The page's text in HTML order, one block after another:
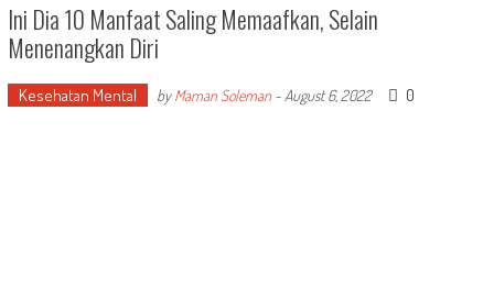
Ini Dia 10 Manfaat Saling Memaafkan, Selain
Menenangkan Diri
Kesehatan Mental byMaman Soleman-August 6, 2022 0